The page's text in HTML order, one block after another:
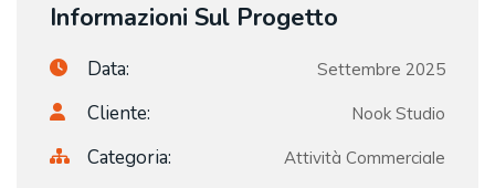
Informazioni Sul Progetto
Data: Settembre 2025
Cliente: Nook Studio
Categoria: Attività Commerciale